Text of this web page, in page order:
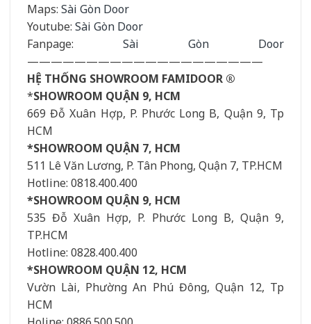
Maps: Sài Gòn Door
Youtube: Sài Gòn Door
Fanpage: Sài Gòn Door
————————————————————
HỆ THỐNG SHOWROOM FAMIDOOR ®
*SHOWROOM QUẬN 9, HCM
669 Đỗ Xuân Hợp, P. Phước Long B, Quận 9, Tp
HCM
*SHOWROOM QUẬN 7, HCM
511 Lê Văn Lương, P. Tân Phong, Quận 7, TP.HCM
Hotline: 0818.400.400
*SHOWROOM QUẬN 9, HCM
535 Đỗ Xuân Hợp, P. Phước Long B, Quận 9,
TP.HCM
Hotline: 0828.400.400
*SHOWROOM QUẬN 12, HCM
Vườn Lài, Phường An Phú Đông, Quận 12, Tp
HCM